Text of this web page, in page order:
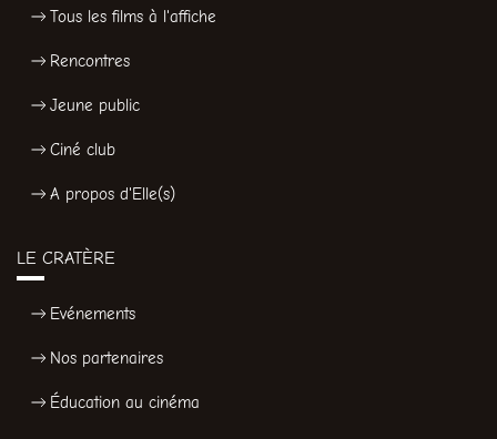
Tous les films à l'affiche
Rencontres
Jeune public
Ciné club
A propos d'Elle(s)
LE CRATÈRE
Evénements
Nos partenaires
Éducation au cinéma